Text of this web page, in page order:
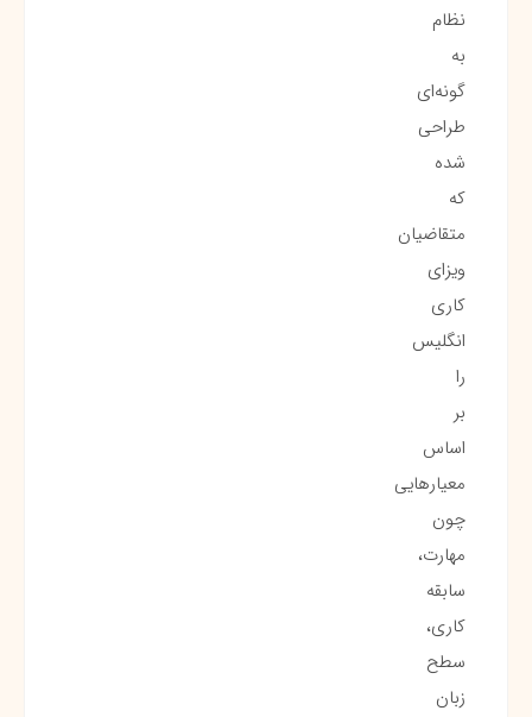
نظام
به
گونه‌ای
طراحی
شده
که
متقاضیان
ویزای
کاری
انگلیس
را
بر
اساس
معیارهایی
چون
مهارت،
سابقه
کاری،
سطح
زبان